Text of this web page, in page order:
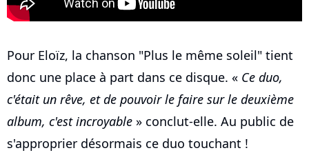
Pour Eloïz, la chanson "Plus le même soleil" tient
donc une place à part dans ce disque. « Ce duo,
c'était un rêve, et de pouvoir le faire sur le deuxième
album, c'est incroyable » conclut-elle. Au public de
s'approprier désormais ce duo touchant !